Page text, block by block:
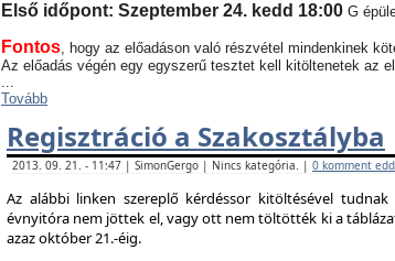
Első időpont: Szeptember 24. kedd 18:00 G
Fontos, hogy az előadáson való részvétel mindenkinek
Az előadás végén egy egyszerű tesztet kell kitöltenetek az
...
Tovább
Regisztráció a Szakosztályba
2013. 09. 21. - 11:47 | SimonGergo | Nincs kategória. | 0 komment
Az alábbi linken szereplő kérdéssor kitöltésével
évnyitóra nem jöttek el, vagy ott nem töltötték ki a
azaz október 21.-éig.